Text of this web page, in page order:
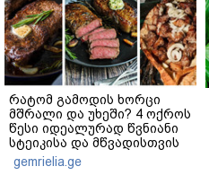
რატომ გამოდის ხორცი
მშრალი და უხეში? 4 ოქროს
წესი იდეალურად წვნიანი
სტეიკისა და მწვადისთვის
gemrielia.ge